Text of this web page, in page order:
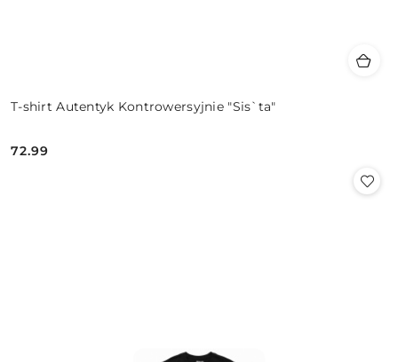
T-shirt Autentyk Kontrowersyjnie "Sis`ta"
Cena:
72.99